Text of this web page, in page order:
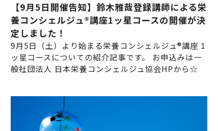
【9月5日開催告知】鈴木雅哉登録講師による栄
養コンシェルジュ®講座1ッ星コースの開催が決
定しました！
9月5日（土）より始まる栄養コンシェルジュ®講座 1
ッ星コースについての紹介記事です。 お申込みは一
般社団法人 日本栄養コンシェルジュ協会HPから☆